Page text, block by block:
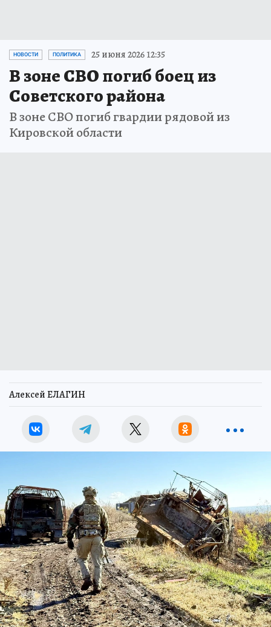
НОВОСТИ ПОЛИТИКА 25 июня 2026 12:35
В зоне СВО погиб боец из
Советского района
В зоне СВО погиб гвардии рядовой из
Кировской области
Алексей ЕЛАГИН